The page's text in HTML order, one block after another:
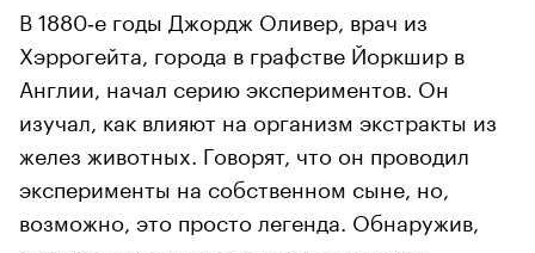
В 1880‑е годы Джордж Оливер, врач из
Хэррогейта, города в графстве Йоркшир в
Англии, начал серию экспериментов. Он
изучал, как влияют на организм экстракты из
желез животных. Говорят, что он проводил
эксперименты на собственном сыне, но,
возможно, это просто легенда. Обнаружив,